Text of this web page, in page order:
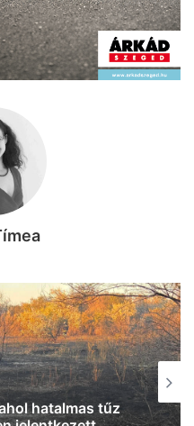
a meleg, 34 fok